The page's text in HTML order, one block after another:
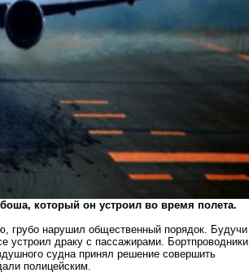
который он устроил во время полета.
грубо нарушил общественный порядок. Будучи
устроил драку с пассажирами . Бортпроводники
судна принял решение совершить
полицейским.